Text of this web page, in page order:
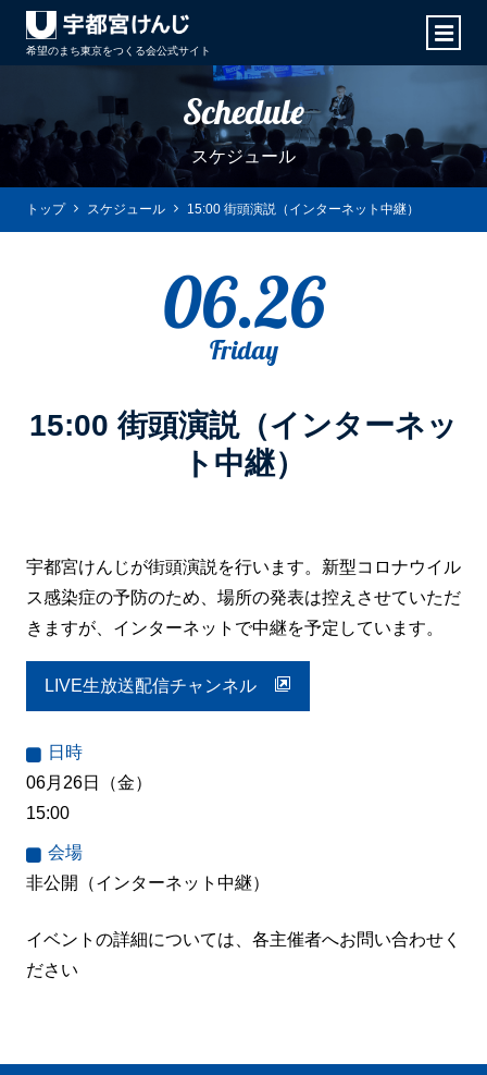
希望のまち東京をつくる会公式サイト
Schedule
スケジュール
トップ スケジュール 15:00 街頭演説（インターネット中継）
06.26
Friday
15:00 街頭演説（インターネッ
ト中継）
宇都宮けんじが街頭演説を行います。新型コロナウイル
ス感染症の予防のため、場所の発表は控えさせていただ
きますが、インターネットで中継を予定しています。
LIVE生放送配信チャンネル
日時
06月26日（金）
15:00
会場
非公開（インターネット中継）
イベントの詳細については、各主催者へお問い合わせく
ださい